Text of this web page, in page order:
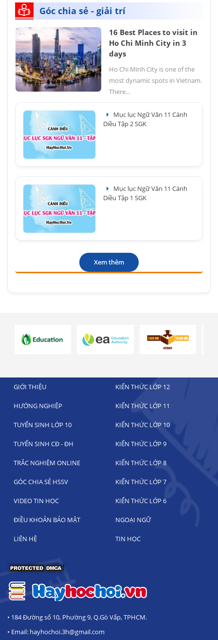
Góc chia sẻ - giải trí
16 Best Places to visit in
Ho Chi Minh City in 3
days
Ho Chi Minh City is one of the
most dynamic spots in Vietnam.
There...
Mục lục Ngữ Văn 11 Cánh
Diều Tập 2 SGK
Mục lục Ngữ Văn 11 Cánh
Diều Tập 1 SGK
Xem thêm
GIỚI THIỆU KIẾN THỨC LỚP 12
HƯỚNG NGHIỆP KIẾN THỨC LỚP 11
TUYỂN SINH LỚP 10 KIẾN THỨC LỚP 10
TUYỂN SINH CĐ - ĐH KIẾN THỨC LỚP 9
TRẮC NGHIỆM ONLINE KIẾN THỨC LỚP 8
GÓC CHIA SẺ HSSV KIẾN THỨC LỚP 7
VIDEO TIN HỌC KIẾN THỨC LỚP 6
ĐIỀU KHOẢN BẢO MẬT NGOẠI NGỮ
LIÊN HỆ TIN HỌC
• 184 Đường số 10, Phường 9, Q.Gò Vấp, TPHCM.
• Email: hayhochoi.3h@gmail.com